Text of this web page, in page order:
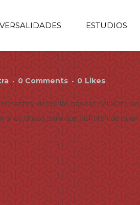
ESTUDIOS
0 Comments 0 Likes
desde las básicas del Mate del
a los chicos para que disfruten de buen